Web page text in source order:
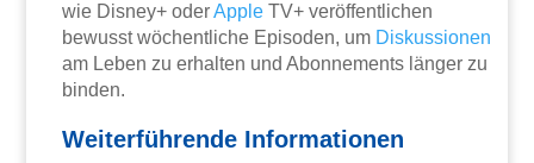
wie Disney+ oderApple TV+ veröffentlichen
bewusst wöchentliche Episoden, um Diskussionen
am Leben zu erhalten und Abonnements länger zu
binden.
Weiterführende Informationen